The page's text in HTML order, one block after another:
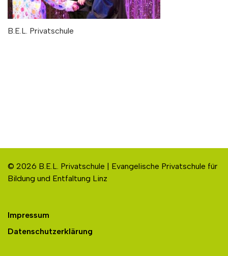
B.E.L. Privatschule
© 2026 B.E.L. Privatschule | Evangelische Privatschule für
Bildung und Entfaltung Linz
Impressum
Datenschutzerklärung